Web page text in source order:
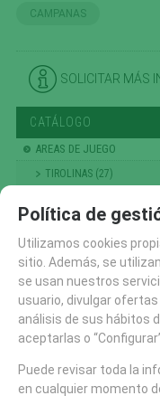
CAMPANAS
SOLICITAR MÁS
CATÁLOGO
AREAS DE JUEGO
TIROLINAS (27)
PANELES Y DIDACTICOS
TOBOGANES (89)
RECAMBIOS (10)
CASITAS MESAS Y
COLUMPIOS (56)
NIÑOS PEQUEÑOS
Política de
Utilizamos cookies
sitio. Además, se
se usan nuestros
usuario, divulgar
análisis de sus hábitos
aceptarlas o
Puede revisar toda la
en cualquier momento